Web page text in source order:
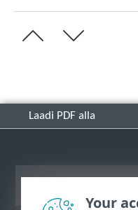
Laadi PDF alla
Your